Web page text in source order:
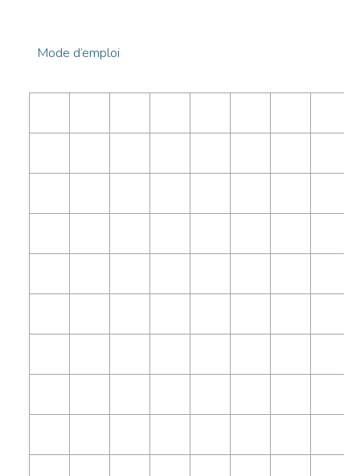
Mode d’emploi